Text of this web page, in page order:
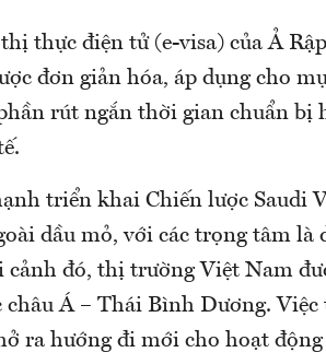
thực điện tử (e-visa) của Ả
đơn giản hóa, áp dụng cho
rút ngắn thời gian chuẩn bị
triển khai Chiến lược Saudi
dầu mỏ, với các trọng tâm là
cảnh đó, thị trường Việt Nam
Á – Thái Bình Dương. Việc
ra hướng đi mới cho hoạt